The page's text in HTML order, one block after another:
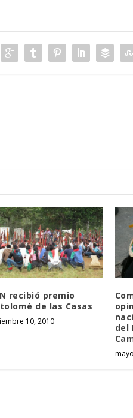
recibió premio
de las Casas
10, 2010
del